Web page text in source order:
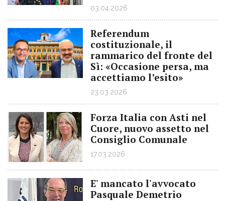
03.04.2026
Referendum
costituzionale, il
rammarico del fronte del
Sì: «Occasione persa, ma
accettiamo l’esito»
23.03.2026
Forza Italia con Asti nel
Cuore, nuovo assetto nel
Consiglio Comunale
17.03.2026
E' mancato l'avvocato
Pasquale Demetrio